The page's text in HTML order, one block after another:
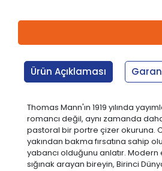
Ürün Açıklaması
Thomas Mann'ın 1919 yılında
romancı değil, aynı zamanda
pastoral bir portre çizer okuruna.
yakından bakma fırsatına sahip
yabancı olduğunu anlatır.
sığınak arayan bireyin, Birinci